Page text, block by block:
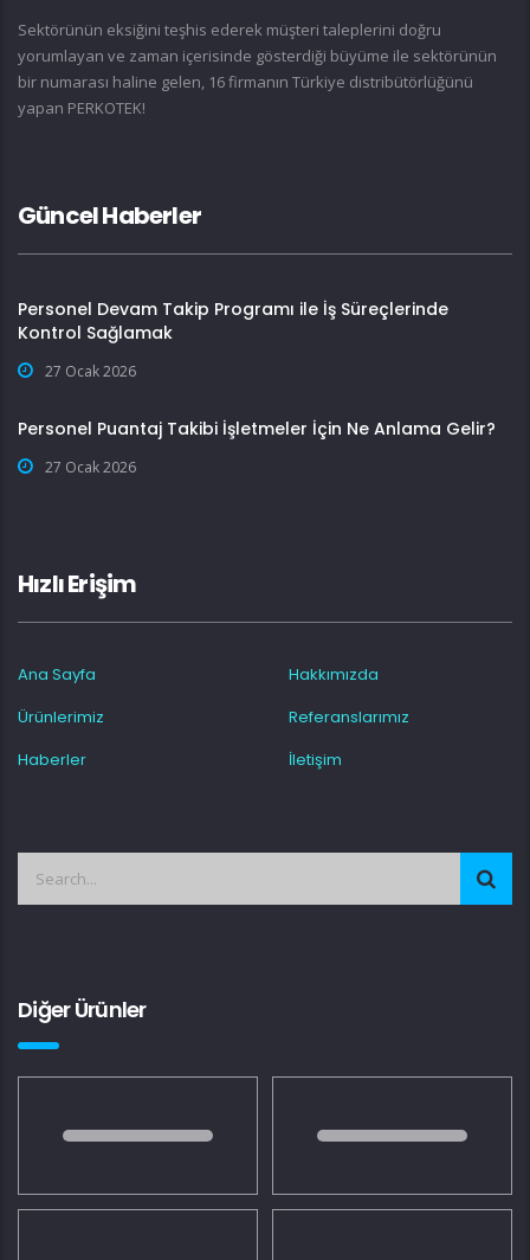
Sektörünün eksiğini teşhis ederek müşteri taleplerini doğru
yorumlayan ve zaman içerisinde gösterdiği büyüme ile sektörünün
bir numarası haline gelen, 16 firmanın Türkiye distribütörlüğünü
yapan PERKOTEK!
Güncel Haberler
Personel Devam Takip Programı ile İş Süreçlerinde
Kontrol Sağlamak
27 Ocak 2026
Personel Puantaj Takibi İşletmeler İçin Ne Anlama Gelir?
27 Ocak 2026
Hızlı Erişim
Ana Sayfa
Hakkımızda
Ürünlerimiz
Referanslarımız
Haberler
İletişim
Diğer Ürünler